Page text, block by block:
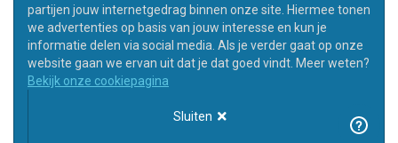
© Copyright 2026 -
Disclaimer
partijen jouw internetgedrag binnen onze site. Hiermee tonen
we advertenties op basis van jouw interesse en kun je
informatie delen via social media. Als je verder gaat op onze
website gaan we ervan uit dat je dat goed vindt. Meer weten?
Bekijk onze cookiepagina
Sluiten